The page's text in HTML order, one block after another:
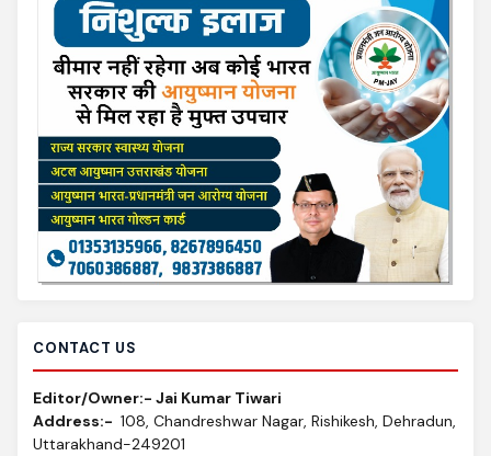
CONTACT US
Editor/Owner:- Jai Kumar Tiwari
Address:- 108, Chandreshwar Nagar, Rishikesh, Dehradun,
Uttarakhand-249201